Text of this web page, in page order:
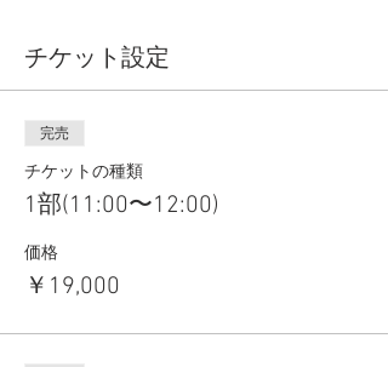
チケット設定
完売
チケットの種類
1部(11:00〜12:00)
価格
￥19,000